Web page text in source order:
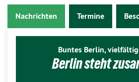
Nachrichten Termine
Buntes Berlin,
Berlin steht